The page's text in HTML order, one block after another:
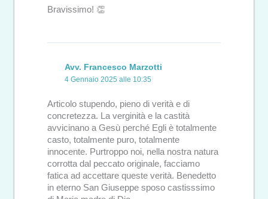
Bravissimo! 👏
Avv. Francesco Marzotti
4 Gennaio 2025 alle 10:35
Articolo stupendo, pieno di verità e di
concretezza. La verginità e la castità
avvicinano a Gesù perché Egli è totalmente
casto, totalmente puro, totalmente
innocente. Purtroppo noi, nella nostra natura
corrotta dal peccato originale, facciamo
fatica ad accettare queste verità. Benedetto
in eterno San Giuseppe sposo castisssimo